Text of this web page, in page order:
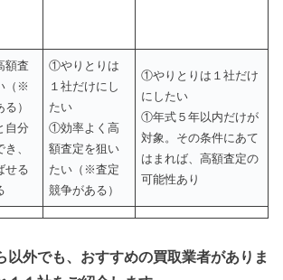
額査
（※
）
自分
、
せる
①やりとりは
１社だけにし
たい
①効率よく高
額査定を狙い
たい（※査定
競争がある）
①やりとりは１社だけ
にしたい
①年式５年以内だけが
対象。その条件にあて
はまれば、高額査定の
可能性あり
以外でも、おすすめの買取業者がありま